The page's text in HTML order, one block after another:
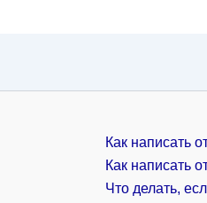
Как написать
Как написать
Что делать,